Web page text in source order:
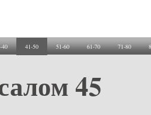
40 41-50 51-60 61-70 71-80
45